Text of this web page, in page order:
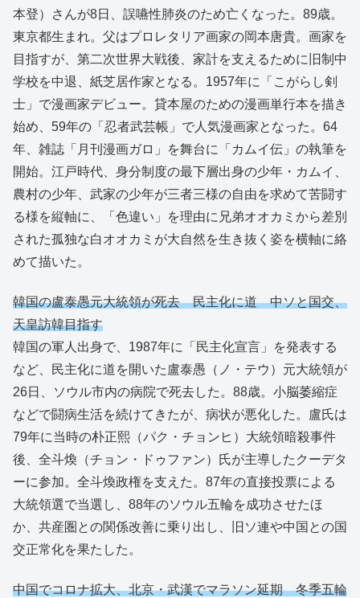
本登）さんが8日、誤嚥性肺炎のため亡くなった。89歳。
東京都生まれ。父はプロレタリア画家の岡本唐貴。画家を
目指すが、第二次世界大戦後、家計を支えるために旧制中
学校を中退、紙芝居作家となる。1957年に「こがらし剣
士」で漫画家デビュー。貸本屋のための漫画単行本を描き
始め、59年の「忍者武芸帳」で人気漫画家となった。64
年、雑誌「月刊漫画ガロ」を舞台に「カムイ伝」の執筆を
開始。江戸時代、身分制度の最下層出身の少年・カムイ、
農村の少年、武家の少年が三者三様の自由を求めて苦闘す
る様を縦軸に、「色違い」を理由に兄弟オオカミから差別
された孤独な白オオカミが大自然を生き抜く姿を横軸に絡
めて描いた。
韓国の盧泰愚元大統領が死去 民主化に道 中ソと国交、
天皇訪韓目指す
韓国の軍人出身で、1987年に「民主化宣言」を発表する
など、民主化に道を開いた盧泰愚（ノ・テウ）元大統領が
26日、ソウル市内の病院で死去した。88歳。小脳萎縮症
などで闘病生活を続けてきたが、病状が悪化した。盧氏は
79年に当時の朴正熙（パク・チョンヒ）大統領暗殺事件
後、全斗煥（チョン・ドゥファン）氏が主導したクーデタ
ーに参加。全斗煥政権を支えた。87年の直接投票による
大統領選で当選し、88年のソウル五輪を成功させたほ
か、共産圏との関係改善に乗り出し、旧ソ連や中国との国
交正常化を果たした。
中国でコロナ拡大、北京・武漢でマラソン延期 冬季五輪